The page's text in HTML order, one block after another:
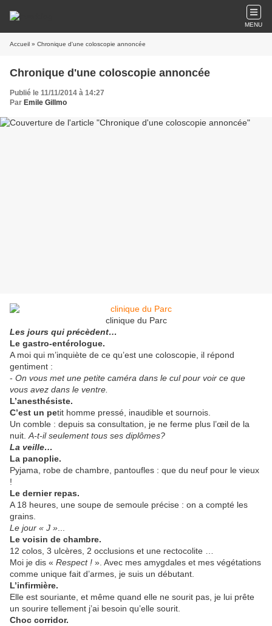
MENU
Accueil » Chronique d'une coloscopie annoncée
Chronique d'une coloscopie annoncée
Publié le 11/11/2014 à 14:27
Par Emile Gillmo
clinique du Parc
Les jours qui précèdent…
Le gastro-entérologue.
A moi qui m’inquiète de ce qu’est une coloscopie, il répond
gentiment :
- On vous met une petite caméra dans le cul pour voir ce que
vous avez dans le ventre.
L’anesthésiste.
C’est un petit homme pressé, inaudible et sournois.
Un comble : depuis sa consultation, je ne ferme plus l’œil de la
nuit. A-t-il seulement tous ses diplômes?
La veille…
La panoplie.
Pyjama, robe de chambre, pantoufles : que du neuf pour le vieux
!
Le dernier repas.
A 18 heures, une soupe de semoule précise : on a compté les
grains.
Le jour « J »
Le voisin de chambre.
12 colos, 3 ulcères, 2 occlusions et une rectocolite …
Moi je dis « Respect ! ». Avec mes amygdales et mes végétations
comme unique fait d’armes, je suis un débutant.
L’infirmière.
Elle est souriante, et même quand elle ne sourit pas, je lui prête
un sourire tellement j’ai besoin qu’elle sourit.
Choc corridor.